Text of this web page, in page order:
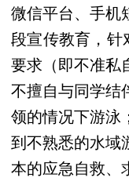
微信平台、手机
段宣传教育，针
要求（即不准私
不擅自与同学结
领的情况下游泳
到不熟悉的水域
本的应急自救、